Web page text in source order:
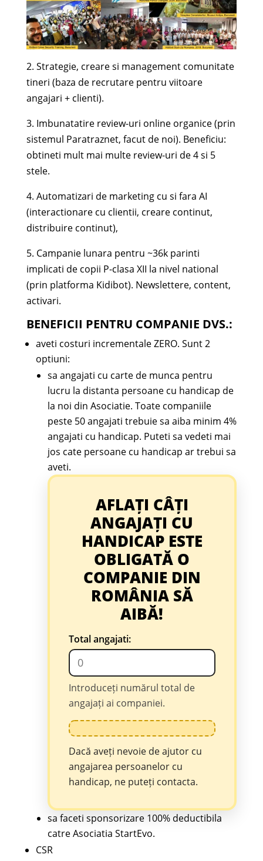
2. Strategie, creare si management comunitate
tineri (baza de recrutare pentru viitoare
angajari + clienti).
3. Imbunatatire review-uri online organice (prin
sistemul Paratraznet, facut de noi). Beneficiu:
obtineti mult mai multe review-uri de 4 si 5
stele.
4. Automatizari de marketing cu si fara AI
(interactionare cu clientii, creare continut,
distribuire continut),
5. Campanie lunara pentru ~36k parinti
implicati de copii P-clasa XII la nivel national
(prin platforma Kidibot). Newslettere, content,
activari.
BENEFICII PENTRU COMPANIE DVS.:
aveti costuri incrementale ZERO. Sunt 2
optiuni:
sa angajati cu carte de munca pentru
lucru la distanta persoane cu handicap de
la noi din Asociatie. Toate companiile
peste 50 angajati trebuie sa aiba minim 4%
angajati cu handicap. Puteti sa vedeti mai
jos cate persoane cu handicap ar trebui sa
aveti.
AFLAȚI CÂȚI
ANGAJAȚI CU
HANDICAP ESTE
OBLIGATĂ O
COMPANIE DIN
ROMÂNIA SĂ
AIBĂ!
Total angajati:
Introduceți numărul total de
angajați ai companiei.
Dacă aveți nevoie de ajutor cu
angajarea persoanelor cu
handicap, ne puteți contacta.
sa faceti sponsorizare 100% deductibila
catre Asociatia StartEvo.
CSR